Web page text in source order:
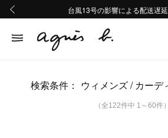
熊本地域地震の影響による配送遅
Summer Sale
台風13号の影響による配送遅
熊本地域地震の影響による配送遅
Summer Sale
検索条件： ウィメンズ カーデ
（全122件中 1～60件）